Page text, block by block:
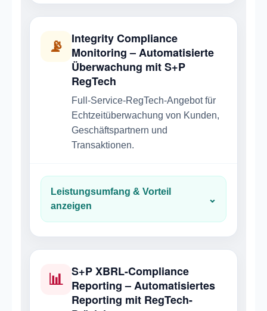
📡
Integrity Compliance
Monitoring – Automatisierte
Überwachung mit S+P
RegTech
Full-Service-RegTech-Angebot für
Echtzeitüberwachung von Kunden,
Geschäftspartnern und
Transaktionen.
Leistungsumfang & Vorteil
anzeigen
⌄
📊 S+P XBRL-Compliance
Reporting – Automatisiertes
Reporting mit RegTech-